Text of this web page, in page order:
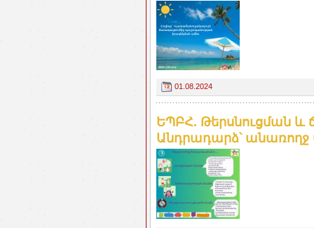
01.08.2024
ԵՊԲՀ. Թերսնուցման և
Անդրադարձ՝